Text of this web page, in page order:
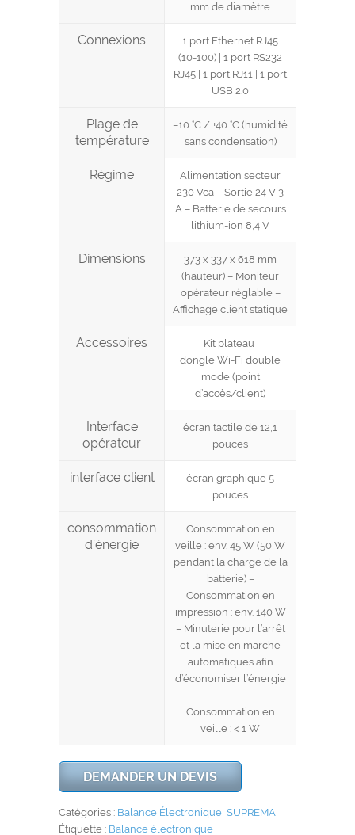
mm de diamètre
Connexions
1 port Ethernet RJ45
(10-100) | 1 port RS232
RJ45 | 1 port RJ11 | 1 port
USB 2.0
Plage de
température
–10 °C / +40 °C (humidité
sans condensation)
Régime
Alimentation secteur
230 Vca – Sortie 24 V 3
A – Batterie de secours
lithium-ion 8,4 V
Dimensions
373 x 337 x 618 mm
(hauteur) – Moniteur
opérateur réglable –
Affichage client statique
Accessoires
Kit plateau
dongle Wi-Fi double
mode (point
d’accès/client)
Interface
opérateur
écran tactile de 12,1
pouces
interface client
écran graphique 5
pouces
consommation
d’énergie
Consommation en
veille : env. 45 W (50 W
pendant la charge de la
batterie) –
Consommation en
impression : env. 140 W
– Minuterie pour l’arrêt
et la mise en marche
automatiques afin
d’économiser l’énergie
–
Consommation en
veille : < 1 W
DEMANDER UN DEVIS
Catégories : Balance Électronique, SUPREMA
Étiquette : Balance électronique